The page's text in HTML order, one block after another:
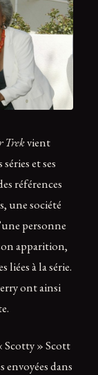
Trekvient
et ses
références
une société
personne
apparition,
à la série.
ont ainsi
Scotty » Scott
envoyées dans